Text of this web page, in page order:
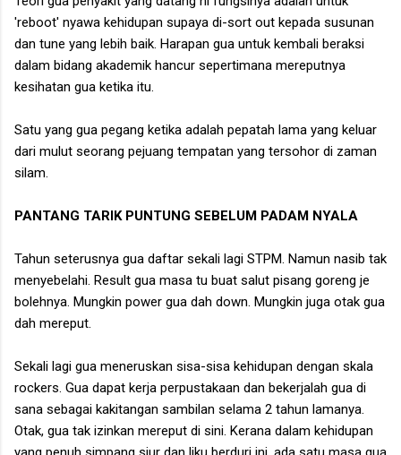
'reboot' nyawa kehidupan supaya di-sort out kepada susunan
dan tune yang lebih baik. Harapan gua untuk kembali beraksi
dalam bidang akademik hancur sepertimana mereputnya
kesihatan gua ketika itu.
Satu yang gua pegang ketika adalah pepatah lama yang keluar
dari mulut seorang pejuang tempatan yang tersohor di zaman
silam.
PANTANG TARIK PUNTUNG SEBELUM PADAM NYALA
Tahun seterusnya gua daftar sekali lagi STPM. Namun nasib tak
menyebelahi. Result gua masa tu buat salut pisang goreng je
bolehnya. Mungkin power gua dah down. Mungkin juga otak gua
dah mereput.
Sekali lagi gua meneruskan sisa-sisa kehidupan dengan skala
rockers. Gua dapat kerja perpustakaan dan bekerjalah gua di
sana sebagai kakitangan sambilan selama 2 tahun lamanya.
Otak, gua tak izinkan mereput di sini. Kerana dalam kehidupan